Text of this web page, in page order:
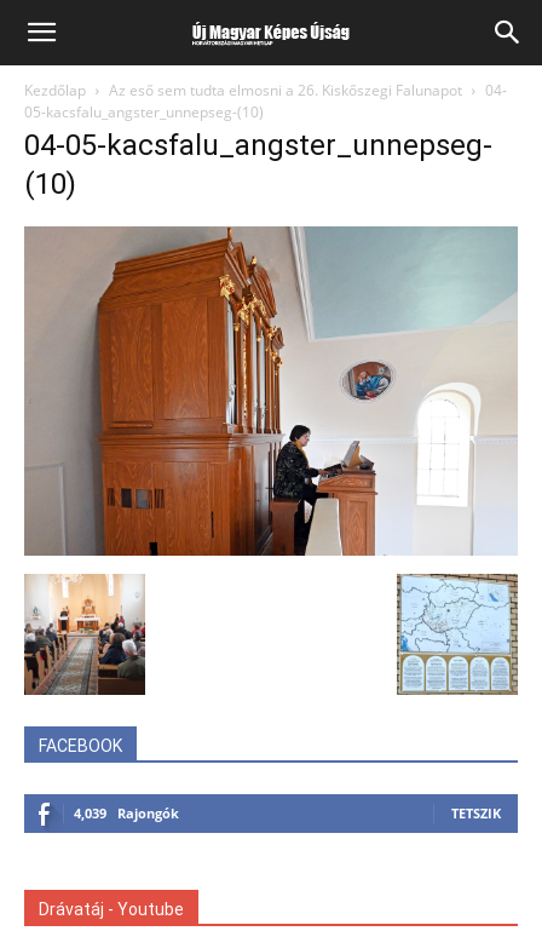
Kezdőlap Az eső sem tudta elmosni a 26. Kiskőszegi Falunapot
04-
05-kacsfalu_angster_unnepseg-(10)
04-05-kacsfalu_angster_unnepseg-
(10)
FACEBOOK
4,039 Rajongók TETSZIK
Drávatáj - Youtube